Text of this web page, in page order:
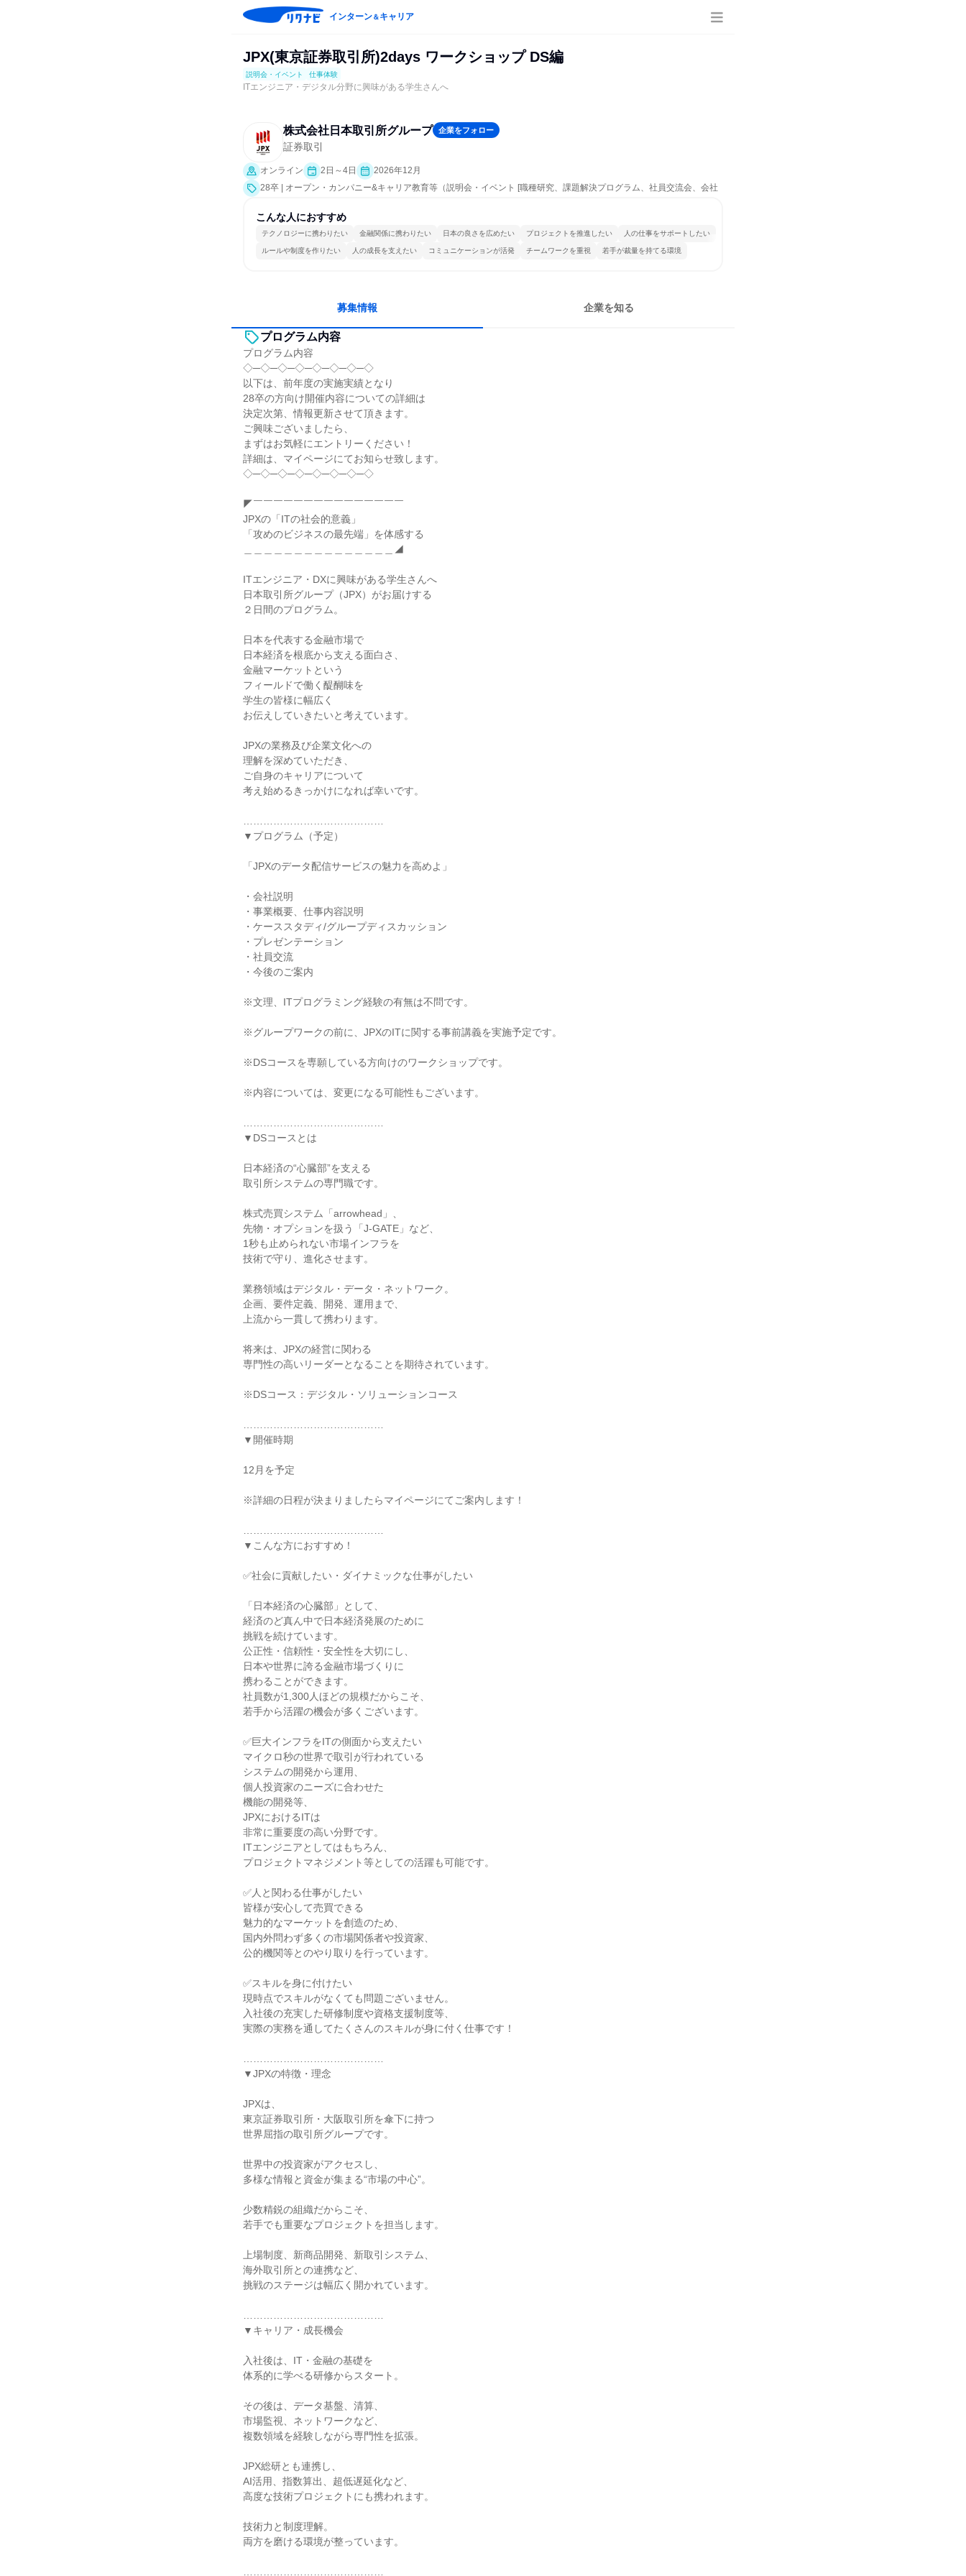
インターン＆キャリア
JPX(東京証券取引所)2days ワークショップ DS編
説明会・イベント 仕事体験
ITエンジニア・デジタル分野に興味がある学生さんへ
株式会社日本取引所グループ 企業をフォロー
証券取引
オンライン 2日～4日
2026年12月
28卒 | オープン・カンパニー&キャリア教育等（説明会・イベント [職種研究、課題解決プログラム、社員交流会、会社
こんな人におすすめ
テクノロジーに携わりたい 金融関係に携わりたい 日本の良さを広めたい プロジェクトを推進したい 人の仕事をサポートしたい
ルールや制度を作りたい 人の成長を支えたい コミュニケーションが活発 チームワークを重視 若手が裁量を持てる環境
募集情報 企業を知る
プログラム内容
プログラム内容
◇─◇─◇─◇─◇─◇─◇─◇
以下は、前年度の実施実績となり
28卒の方向け開催内容についての詳細は
決定次第、情報更新させて頂きます。
ご興味ございましたら、
まずはお気軽にエントリーください！
詳細は、マイページにてお知らせ致します。
◇─◇─◇─◇─◇─◇─◇─◇
◤￣￣￣￣￣￣￣￣￣￣￣￣￣￣￣
JPXの「ITの社会的意義」
「攻めのビジネスの最先端」を体感する
＿＿＿＿＿＿＿＿＿＿＿＿＿＿＿◢
ITエンジニア・DXに興味がある学生さんへ
日本取引所グループ（JPX）がお届けする
２日間のプログラム。
日本を代表する金融市場で
日本経済を根底から支える面白さ、
金融マーケットという
フィールドで働く醍醐味を
学生の皆様に幅広く
お伝えしていきたいと考えています。
JPXの業務及び企業文化への
理解を深めていただき、
ご自身のキャリアについて
考え始めるきっかけになれば幸いです。
▼プログラム（予定）
「JPXのデータ配信サービスの魅力を高めよ」
・会社説明
・事業概要、仕事内容説明
・ケーススタディ/グループディスカッション
・プレゼンテーション
・社員交流
・今後のご案内
※文理、ITプログラミング経験の有無は不問です。
※グループワークの前に、JPXのITに関する事前講義を実施予定です。
※DSコースを専願している方向けのワークショップです。
※内容については、変更になる可能性もございます。
▼DSコースとは
日本経済の“心臓部”を支える
取引所システムの専門職です。
株式売買システム「arrowhead」、
先物・オプションを扱う「J-GATE」など、
1秒も止められない市場インフラを
技術で守り、進化させます。
業務領域はデジタル・データ・ネットワーク。
企画、要件定義、開発、運用まで、
上流から一貫して携わります。
将来は、JPXの経営に関わる
専門性の高いリーダーとなることを期待されています。
※DSコース：デジタル・ソリューションコース
▼開催時期
12月を予定
※詳細の日程が決まりましたらマイページにてご案内します！
▼こんな方におすすめ！
✅社会に貢献したい・ダイナミックな仕事がしたい
「日本経済の心臓部」として、
経済のど真ん中で日本経済発展のために
挑戦を続けています。
公正性・信頼性・安全性を大切にし、
日本や世界に誇る金融市場づくりに
携わることができます。
社員数が1,300人ほどの規模だからこそ、
若手から活躍の機会が多くございます。
✅巨大インフラをITの側面から支えたい
マイクロ秒の世界で取引が行われている
システムの開発から運用、
個人投資家のニーズに合わせた
機能の開発等、
JPXにおけるITは
非常に重要度の高い分野です。
ITエンジニアとしてはもちろん、
プロジェクトマネジメント等としての活躍も可能です。
✅人と関わる仕事がしたい
皆様が安心して売買できる
魅力的なマーケットを創造のため、
国内外問わず多くの市場関係者や投資家、
公的機関等とのやり取りを行っています。
✅スキルを身に付けたい
現時点でスキルがなくても問題ございません。
入社後の充実した研修制度や資格支援制度等、
実際の実務を通してたくさんのスキルが身に付く仕事です！
▼JPXの特徴・理念
JPXは、
東京証券取引所・大阪取引所を傘下に持つ
世界屈指の取引所グループです。
世界中の投資家がアクセスし、
多様な情報と資金が集まる“市場の中心”。
少数精鋭の組織だからこそ、
若手でも重要なプロジェクトを担当します。
上場制度、新商品開発、新取引システム、
海外取引所との連携など、
挑戦のステージは幅広く開かれています。
▼キャリア・成長機会
入社後は、IT・金融の基礎を
体系的に学べる研修からスタート。
その後は、データ基盤、清算、
市場監視、ネットワークなど、
複数領域を経験しながら専門性を拡張。
JPX総研とも連携し、
AI活用、指数算出、超低遅延化など、
高度な技術プロジェクトにも携われます。
技術力と制度理解。
両方を磨ける環境が整っています。